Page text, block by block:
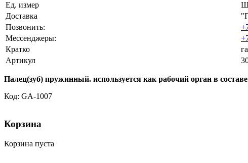
Ед. измер
Доставка
Позвонить:
Мессенджеры:
Кратко
Артикул
Палец(зуб) пружинный. используется как рабочий орган в
Код: GA-1007
Корзина
Корзина пуста